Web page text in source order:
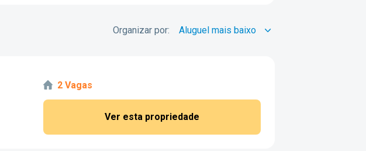
Organizar por:
2 Vagas
Ver esta propriedade